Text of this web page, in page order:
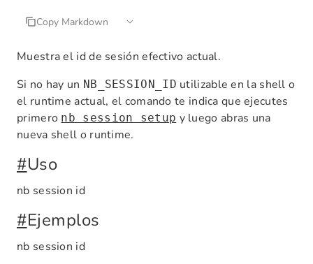
Copy Markdown
Muestra el id de sesión efectivo actual.
Si no hay un NB_SESSION_ID utilizable en la shell o
el runtime actual, el comando te indica que ejecutes
primero nb session setup y luego abras una
nueva shell o runtime.
#Uso
nb session id
#Ejemplos
nb session id